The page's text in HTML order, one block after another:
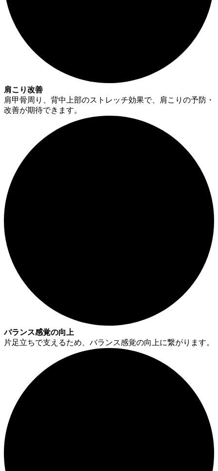
肩こり改善
肩甲骨周り、背中上部のストレッチ効果で、肩こりの予防・
改善が期待できます。
バランス感覚の向上
片足立ちで支えるため、バランス感覚の向上に繋がります。